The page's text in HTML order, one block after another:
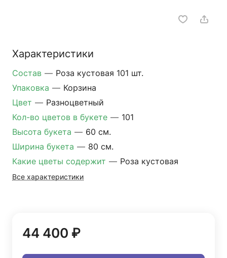
Характеристики
Состав — Роза кустовая 101 шт.
Упаковка — Корзина
Цвет — Разноцветный
Кол-во цветов в букете — 101
Высота букета — 60 см.
Ширина букета — 80 см.
Какие цветы содержит — Роза кустовая
Все характеристики
44 400 ₽